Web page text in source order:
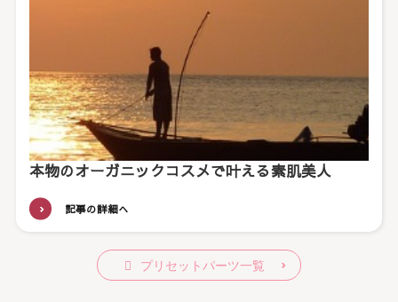
本物のオーガニックコスメで叶える素肌美人
記事の詳細へ
プリセットパーツ一覧